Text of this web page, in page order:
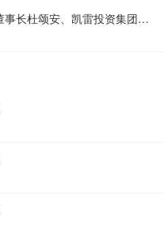
何立峰分别会见美国花旗集团董事长杜颂安、凯雷投资集团首席执行官施瓦茨